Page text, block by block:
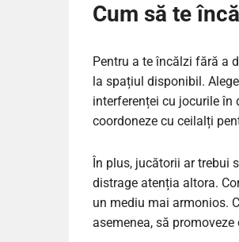
Cum să te
Pentru a te încălzi fără a
la spațiul disponibil.
interferenței cu jocurile în
coordoneze cu ceilalți
În plus, jucătorii ar trebui
distrage atenția altora.
un mediu mai armonios.
asemenea, să